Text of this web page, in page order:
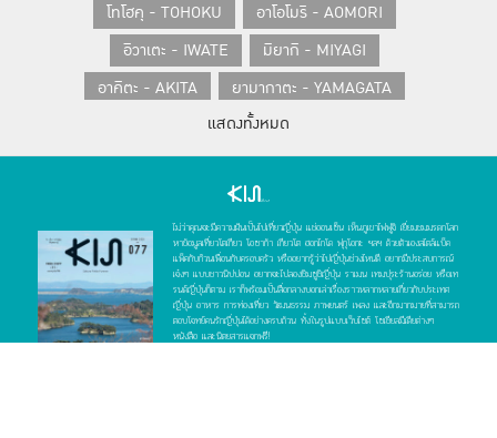
www.try2benice.com
โทโฮคุ - TOHOKU
อาโอโมริ - AOMORI
อิวาเตะ - IWATE
มิยากิ - MIYAGI
อาคิตะ - AKITA
ยามากาตะ - YAMAGATA
ฟุกุชิมะ - FUKUSHIMA
คันโต - KANTO
โตเกียว - TOKYO
อิบารากิ - IBARAKI
กุมมะ - GUNMA
ไซตามะ - SAITAMA
ชิบะ - CHIBA
คานางาวะ - KANAGAWA
โยโกฮาม่า - YOKOHAMA
ชูบุ - CHUBU
แสดงทั้งหมด
ไม่ว่าคุณจะมีความฝันเป็นไปเที่ยวญี่ปุ่น แช่ออนเซ็น เห็นภูเขาไฟฟูจิ เยี่ยมชมมรดกโลก
หาข้อมูลเที่ยวโตเกียว โอซาก้า เกียวโต ฮอกไกโด ฟุกุโอกะ ฯลฯ ด้วยตัวเองสไตล์แบ็ค
แพ็คกับก๊วนเพื่อนกับครอบครัว หรืออยากรู้ว่าไปญี่ปุ่นช่วงไหนดี อยากมีประสบการณ์
เจ๋งๆ แบบชาวนิปปอน อยากจะไปลองชิมซูชิญี่ปุ่น ราเมน เทมปุระร้านอร่อย หรือเท
รนด์ญี่ปุ่นก็ตาม เราก็พร้อมเป็นสื่อกลางบอกเล่าเรื่องราวหลากหลายเกี่ยวกับประเทศ
ญี่ปุ่น อาหาร การท่องเที่ยว วัฒนธรรม ภาพยนตร์ เพลง และอีกมากมายที่สามารถ
ตอบโจทย์คนรักญี่ปุ่นได้อย่างครบถ้วน ทั้งในรูปแบบเว็บไซต์ โซเชียลมีเดียต่างๆ
หนังสือ และนิตยสารแจกฟรี!